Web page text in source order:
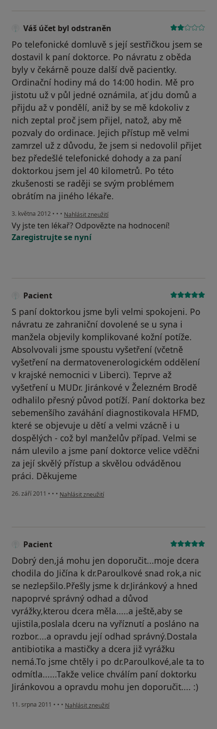
Váš účet byl odstraněn
Po telefonické domluvě s její sestřičkou jsem se
dostavil k paní doktorce. Po návratu z oběda
byly v čekárně pouze další dvě pacientky.
Ordinační hodiny má do 14:00 hodin. Mě pro
jistotu už v půl jedné oznámila, ať jdu domů a
přijdu až v pondělí, aniž by se mě kdokoliv z
nich zeptal proč jsem přijel, natož, aby mě
pozvaly do ordinace. Jejich přístup mě velmi
zamrzel už z důvodu, že jsem si nedovolil přijet
bez předešlé telefonické dohody a za paní
doktorkou jsem jel 40 kilometrů. Po této
zkušenosti se raději se svým problémem
obrátím na jiného lékaře.
3. května 2012 • • • podle názoru uživatele Váš účet byl odstraněn
Nahlásit zneužití
Vy jste ten lékař? Odpovězte na hodnocení!
Zaregistrujte se nyní
Pacient
S paní doktorkou jsme byli velmi spokojeni. Po
návratu ze zahraniční dovolené se u syna i
manžela objevily komplikované kožní potíže.
Absolvovali jsme spoustu vyšetření (včetně
vyšetření na dermatovenerologickém oddělení
v krajské nemocnici v Liberci). Teprve až
vyšetření u MUDr. Jiránkové v Železném Brodě
odhalilo přesný původ potíží. Paní doktorka bez
sebemenšího zaváhání diagnostikovala HFMD,
které se objevuje u dětí a velmi vzácně i u
dospělých - což byl manželův případ. Velmi se
nám ulevilo a jsme paní doktorce velice vděčni
za její skvělý přístup a skvělou odváděnou
práci. Děkujeme
26. září 2011 • • • podle názoru uživatele Pacient
Nahlásit zneužití
Pacient
Dobrý den,já mohu jen doporučit...moje dcera
chodila do Jičína k dr.Paroulkové snad rok,a nic
se nezlepšilo.Přešly jsme k dr.Jiránkový a hned
napoprvé správný odhad a důvod
vyrážky,kterou dcera měla.....a ještě,aby se
ujistila,poslala dceru na vyříznutí a posláno na
rozbor....a opravdu její odhad správný.Dostala
antibiotika a mastičky a dcera již vyrážku
nemá.To jsme chtěly i po dr.Paroulkové,ale ta to
odmítla......Takže velice chválím paní doktorku
Jiránkovou a opravdu mohu jen doporučit.... :)
11. srpna 2011 • • • podle názoru uživatele Pacient
Nahlásit zneužití